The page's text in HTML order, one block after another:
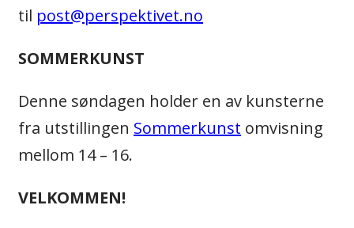
til post@perspektivet.no
SOMMERKUNST
Denne søndagen holder en av kunsterne
fra utstillingen Sommerkunst omvisning
mellom 14 – 16.
VELKOMMEN!